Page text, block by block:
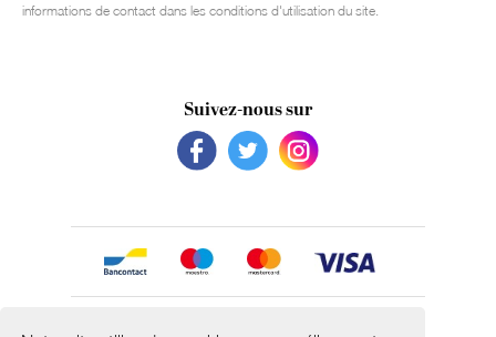
informations de contact dans les conditions d'utilisation du site.
Suivez-nous sur